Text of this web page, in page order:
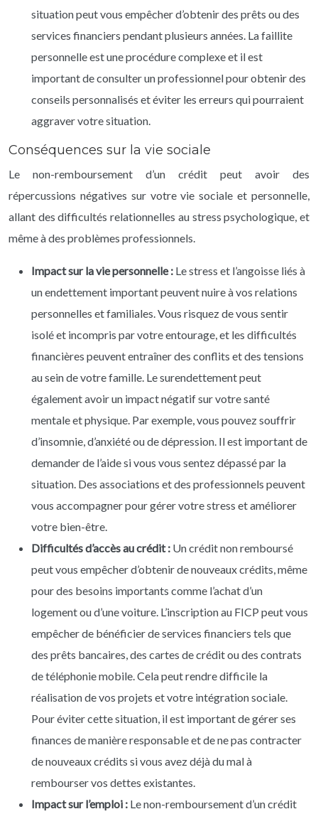
situation peut vous empêcher d’obtenir des prêts ou des
services financiers pendant plusieurs années. La faillite
personnelle est une procédure complexe et il est
important de consulter un professionnel pour obtenir des
conseils personnalisés et éviter les erreurs qui pourraient
aggraver votre situation.
Conséquences sur la vie sociale
Le non-remboursement d’un crédit peut avoir des
répercussions négatives sur votre vie sociale et personnelle,
allant des difficultés relationnelles au stress psychologique, et
même à des problèmes professionnels.
Impact sur la vie personnelle : Le stress et l’angoisse liés à
un endettement important peuvent nuire à vos relations
personnelles et familiales. Vous risquez de vous sentir
isolé et incompris par votre entourage, et les difficultés
financières peuvent entraîner des conflits et des tensions
au sein de votre famille. Le surendettement peut
également avoir un impact négatif sur votre santé
mentale et physique. Par exemple, vous pouvez souffrir
d’insomnie, d’anxiété ou de dépression. Il est important de
demander de l’aide si vous vous sentez dépassé par la
situation. Des associations et des professionnels peuvent
vous accompagner pour gérer votre stress et améliorer
votre bien-être.
Difficultés d’accès au crédit : Un crédit non remboursé
peut vous empêcher d’obtenir de nouveaux crédits, même
pour des besoins importants comme l’achat d’un
logement ou d’une voiture. L’inscription au FICP peut vous
empêcher de bénéficier de services financiers tels que
des prêts bancaires, des cartes de crédit ou des contrats
de téléphonie mobile. Cela peut rendre difficile la
réalisation de vos projets et votre intégration sociale.
Pour éviter cette situation, il est important de gérer ses
finances de manière responsable et de ne pas contracter
de nouveaux crédits si vous avez déjà du mal à
rembourser vos dettes existantes.
Impact sur l’emploi : Le non-remboursement d’un crédit